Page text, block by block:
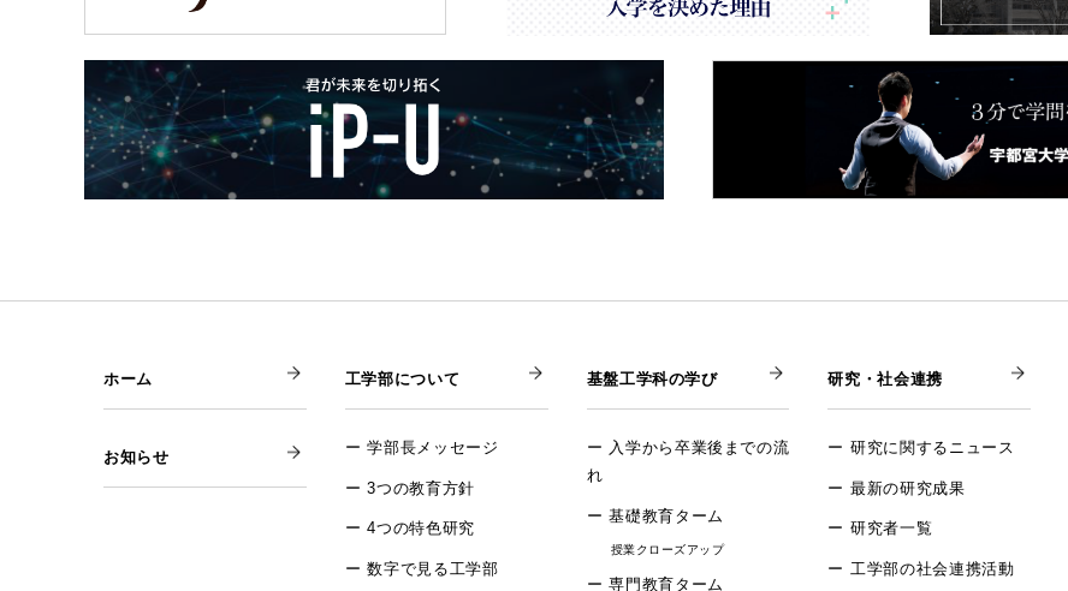
ホーム
お知らせ
工学部について
学部長メッセージ
3つの教育方針
4つの特色研究
数字で見る工学部
基盤工学科の学び
入学から卒業後までの流
れ
基礎教育ターム
授業クローズアップ
専門教育ターム
研究・社会連携
研究に関するニュース
最新の研究成果
研究者一覧
工学部の社会連携活動